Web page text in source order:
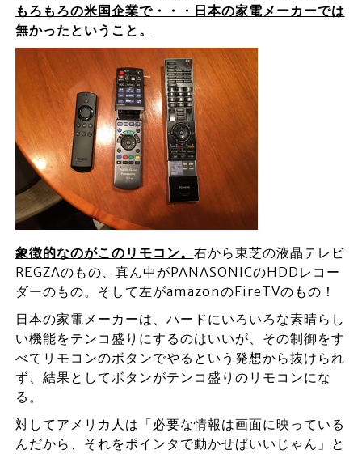
もろもろの米国企業で・・・日本の家電メーカーでは
無かったということ。
象徴的なのがこのリモコン。 右から東芝の液晶テレビ
REGZAのもの、真ん中がPANASONICのHDDレコー
ダーのもの。そして左がamazonのFireTVのもの！
日本の家電メーカーは、ハードにいろいろな素晴らし
い機能をテンコ盛りにするのはいいが、その制御をす
べてリモコンのボタンでやるという発想から抜けられ
ず、結果としてボタンがテンコ盛りのリモコンにな
る。
対してアメリカ人は「必要な情報は画面に映っている
んだから、それをポインタで動かせばいいじゃん」と